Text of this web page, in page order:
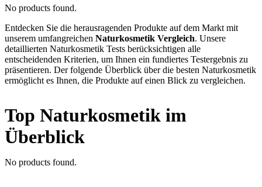
No products found.
Entdecken Sie die herausragenden Produkte auf dem Markt mit
unserem umfangreichen Naturkosmetik Vergleich. Unsere
detaillierten Naturkosmetik Tests berücksichtigen alle
entscheidenden Kriterien, um Ihnen ein fundiertes Testergebnis zu
präsentieren. Der folgende Überblick über die besten Naturkosmetik
ermöglicht es Ihnen, die Produkte auf einen Blick zu vergleichen.
Top Naturkosmetik im
Überblick
No products found.